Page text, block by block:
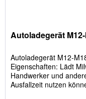
Autoladegerät
Autoladegerät M12-
Eigenschaften: Lädt
Handwerker und
Ausfallzeit nutzen